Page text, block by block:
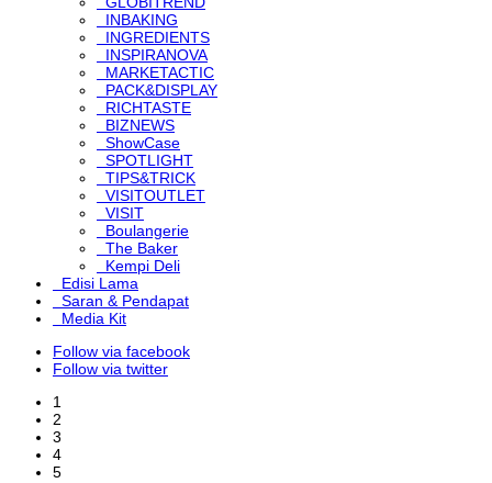
INBAKING
INGREDIENTS
INSPIRANOVA
MARKETACTIC
PACK&DISPLAY
RICHTASTE
BIZNEWS
ShowCase
SPOTLIGHT
TIPS&TRICK
VISITOUTLET
VISIT
Boulangerie
The Baker
Kempi Deli
Edisi Lama
Saran & Pendapat
Media Kit
Follow via facebook
Follow via twitter
1
2
3
4
5